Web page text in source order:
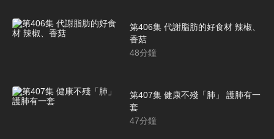
第406集 代謝脂肪的好食材 辣椒、
香菇
48分鐘
第407集 健康不殘「肺」 護肺有一
套
47分鐘